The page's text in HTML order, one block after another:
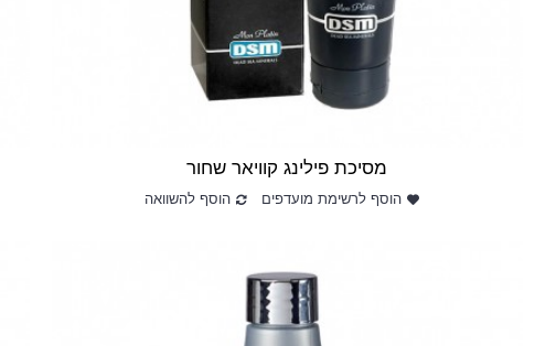
מסיכת פילינג קוויאר שחור
הוסף לרשימת מועדפים הוסף להשוואה